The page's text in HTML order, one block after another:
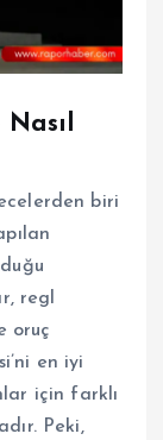
biri
regl
oruç
en iyi
için farklı
Peki,